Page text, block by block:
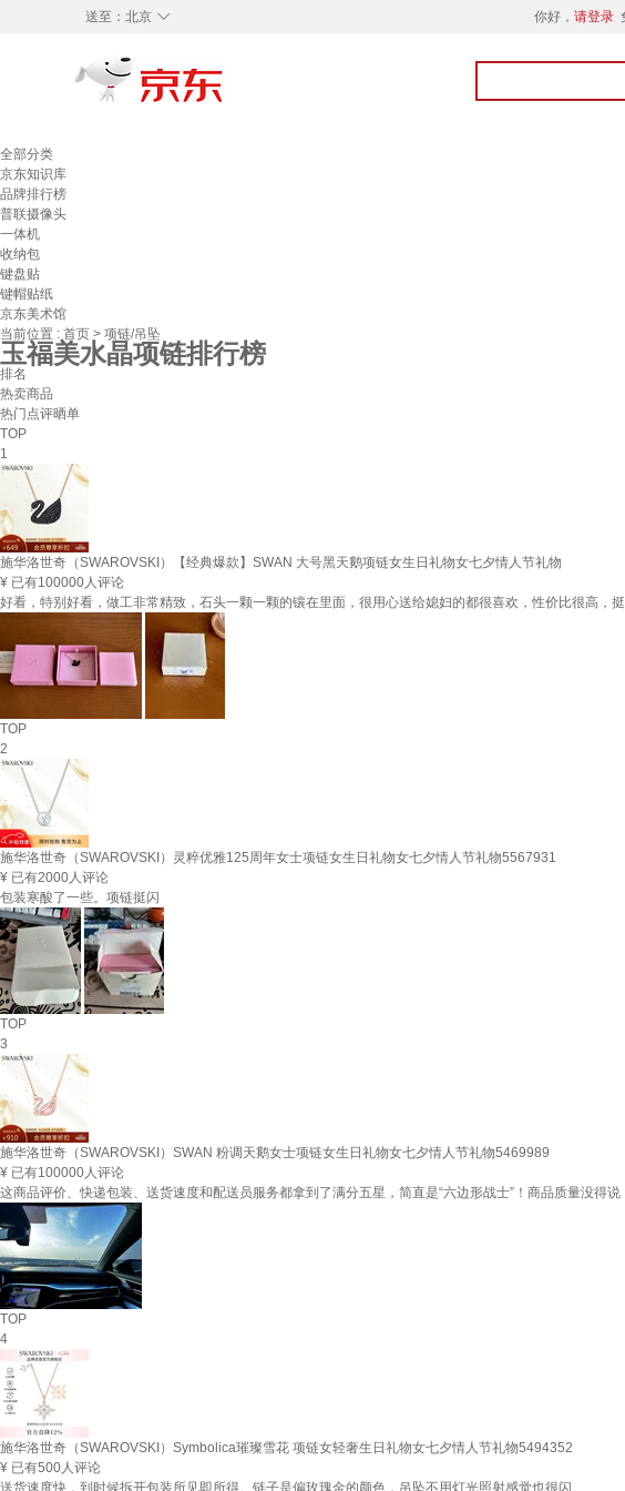
◇
送至： 北京 你好， 请登录
全部分类
京东知识库
品牌排行榜
普联摄像头
一体机
收纳包
键盘贴
键帽贴纸
京东美术馆
当前位置 : 首页 > 项链/吊坠
玉福美水晶项链排行榜
排名
热卖商品
热门点评晒单
TOP
1
施华洛世奇（SWAROVSKI）【经典爆款】SWAN 大号黑天鹅项链女生日礼物女七夕情人节礼物
¥ 已有100000人评论
好看，特别好看，做工非常精致，石头一颗一颗的镶在里面，很用心送给媳妇的都很喜欢，性价比很高，
TOP
2
施华洛世奇（SWAROVSKI）灵粹优雅125周年女士项链女生日礼物女七夕情人节礼物5567931
¥ 已有2000人评论
包装寒酸了一些。项链挺闪
TOP
3
施华洛世奇（SWAROVSKI）SWAN 粉调天鹅女士项链女生日礼物女七夕情人节礼物5469989
¥ 已有100000人评论
这商品评价、快递包装、送货速度和配送员服务都拿到了满分五星，简直是“六边形战士”！商品质量没
TOP
4
施华洛世奇（SWAROVSKI）Symbolica璀璨雪花 项链女轻奢生日礼物女七夕情人节礼物5494352
¥ 已有500人评论
送货速度快，到时候拆开包装所见即所得。链子是偏玫瑰金的颜色，吊坠不用灯光照射感觉也很闪。